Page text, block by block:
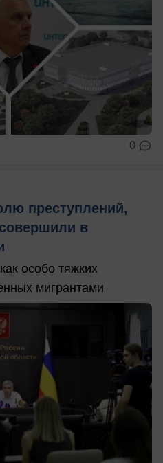
0
преступлений,
в
особо тяжких
мигрантами